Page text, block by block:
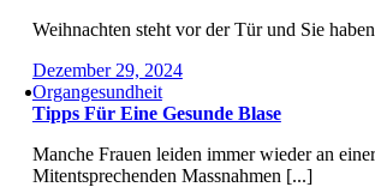
Weihnachten steht vor der Tür und Sie
Dezember 29, 2024
Organgesundheit
Tipps Für Eine Gesunde Blase
Manche Frauen leiden immer wieder an
Mitentsprechenden Massnahmen [...]